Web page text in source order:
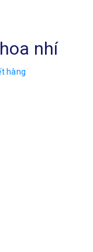
nhí
hàng